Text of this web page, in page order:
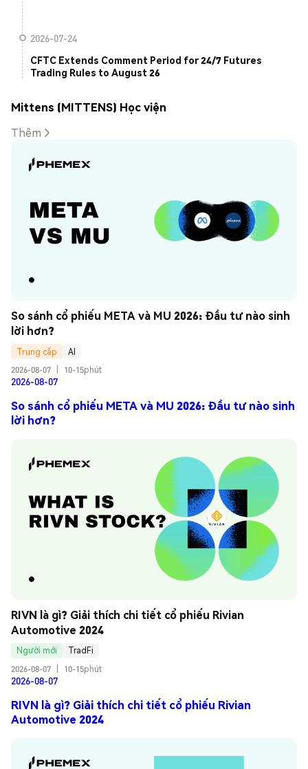
2026-07-24
CFTC Extends Comment Period for 24/7 Futures
Trading Rules to August 26
Mittens (MITTENS) Học viện
Thêm
So sánh cổ phiếu META và MU 2026: Đầu tư nào sinh
lời hơn?
Trung cấp
AI
2026-08-07
10-15phút
2026-08-07
So sánh cổ phiếu META và MU 2026: Đầu tư nào sinh
lời hơn?
RIVN là gì? Giải thích chi tiết cổ phiếu Rivian
Automotive 2024
Người mới
TradFi
2026-08-07
10-15phút
2026-08-07
RIVN là gì? Giải thích chi tiết cổ phiếu Rivian
Automotive 2024